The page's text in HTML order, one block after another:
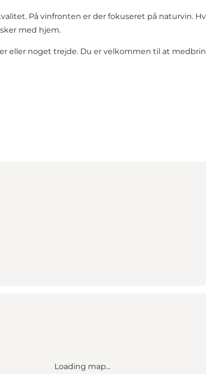
På vinfronten er der fokuseret på naturvin.
med hjem.
eller noget trejde. Du er velkommen til at
Loading map...